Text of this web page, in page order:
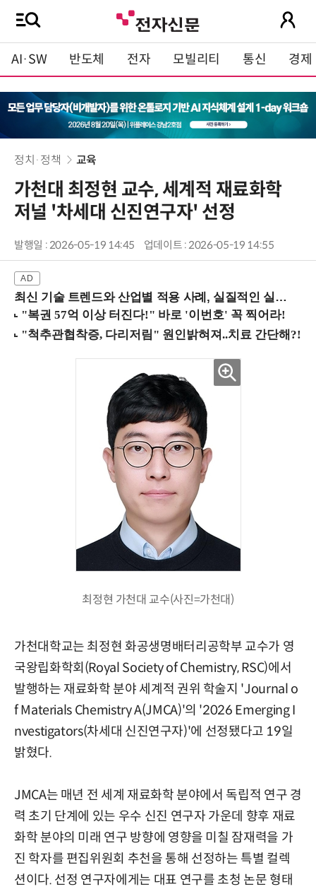
AI·SW 반도체 전자 모빌리티 통신 경제
정치·정책 교육
가천대 최정현 교수, 세계적 재료화학
저널 '차세대 신진연구자' 선정
발행일 : 2026-05-19 14:45 업데이트 : 2026-05-19 14:55
최신 기술 트렌드와 산업별 적용 사례, 실질적인 실행 전략을 공유 (9/18 양재역)
최정현 가천대 교수(사진=가천대)
가천대학교는 최정현 화공생명배터리공학부 교수가 영
국왕립화학회(Royal Society of Chemistry, RSC)에서
발행하는 재료화학 분야 세계적 권위 학술지 'Journal o
f Materials Chemistry A(JMCA)'의 '2026 Emerging I
nvestigators(차세대 신진연구자)'에 선정됐다고 19일
밝혔다.
JMCA는 매년 전 세계 재료화학 분야에서 독립적 연구 경
력 초기 단계에 있는 우수 신진 연구자 가운데 향후 재료
화학 분야의 미래 연구 방향에 영향을 미칠 잠재력을 가
진 학자를 편집위원회 추천을 통해 선정하는 특별 컬렉
션이다. 선정 연구자에게는 대표 연구를 초청 논문 형태